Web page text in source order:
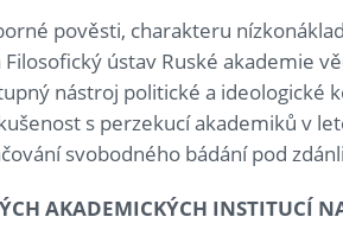
pověsti, charakteru
ústav Ruské akademie
nástroj politické a ideologické
s perzekucí akademiků v
svobodného bádání pod
AKADEMICKÝCH INSTITUCÍ